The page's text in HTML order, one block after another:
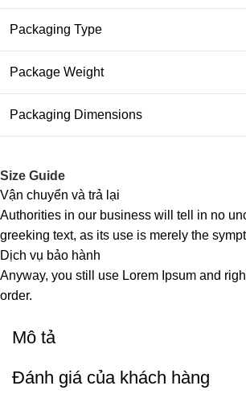
Packaging Type
Package Weight
Packaging Dimensions
Size Guide
Vận chuyển và trả lại
Authorities in our business will tell in no
greeking text, as its use is merely the
Dịch vụ bảo hành
Anyway, you still use Lorem Ipsum and
order.
Mô tả
Đánh giá của khách hàng